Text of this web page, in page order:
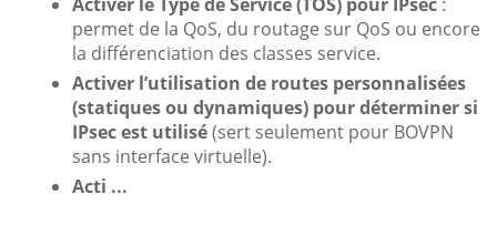
permet de la QoS, du routage sur QoS ou encore
la différenciation des classes service.
Activer l’utilisation de routes personnalisées
(statiques ou dynamiques) pour déterminer si
IPsec est utilisé(sert seulement pour BOVPN
sans interface virtuelle).
Acti ...